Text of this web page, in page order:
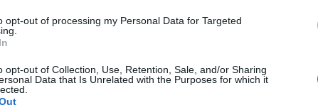
opt-out of processing my Personal Data for Targeted
opt-out of Collection, Use, Retention, Sale, and/or Sharing
Data that Is Unrelated with the Purposes for which it
geschiedenis met rode kaart in WK-finale
League? Dit zijn de belangrijke data
terugkeer: NEC onderzoekt komst van Ajax-icoon